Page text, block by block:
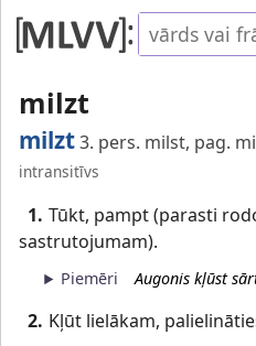
milzt
milzt3. pers. milst, pag.
intransitīvs
1. Tūkt, pampt (parasti
sastrutojumam).
Piemēri Augonis kļūst
2. Kļūt lielākam,